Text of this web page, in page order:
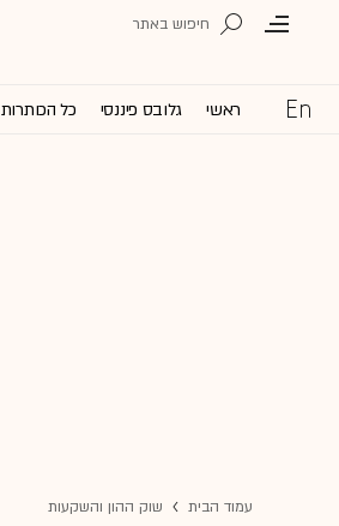
ראשי גלובס פיננסי כל הכותרות
עמוד הבית שוק ההון והשקעות